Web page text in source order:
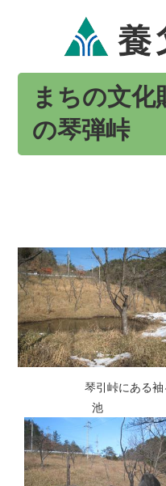
まちの文
の琴弾峠
琴引峠にある袖
池